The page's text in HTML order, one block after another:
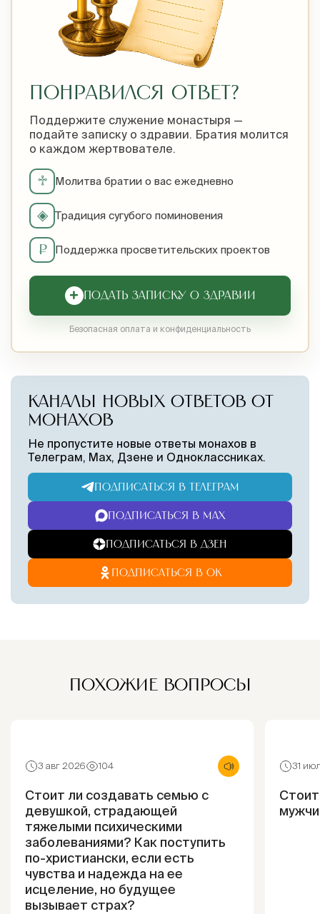
ПОНРАВИЛСЯ ОТВЕТ?
Поддержите служение монастыря —
подайте записку о здравии. Братия молится
о каждом жертвователе.
♱ Молитва братии о вас ежедневно
◈ Традиция сугубого поминовения
₽ Поддержка просветительских проектов
+ ПОДАТЬ ЗАПИСКУ О ЗДРАВИИ
Безопасная оплата и конфиденциальность
КАНАЛЫ НОВЫХ ОТВЕТОВ ОТ
МОНАХОВ
Не пропустите новые ответы монахов в
Телеграм, Max, Дзене и Одноклассниках.
ПОДПИСАТЬСЯ В ТЕЛЕГРАМ
ПОДПИСАТЬСЯ В MAX
ПОДПИСАТЬСЯ В ДЗЕН
ПОДПИСАТЬСЯ В ОК
ПОХОЖИЕ ВОПРОСЫ
3 авг 2026 104
Стоит ли создавать семью с
девушкой, страдающей
тяжелыми психическими
заболеваниями? Как поступить
по-христиански, если есть
чувства и надежда на ее
исцеление, но будущее
вызывает страх?
31